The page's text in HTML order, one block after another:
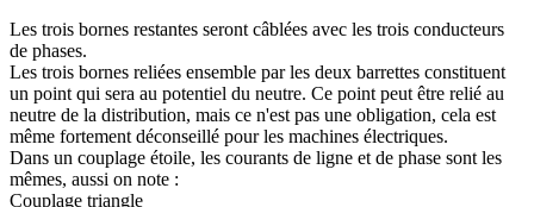
Les trois bornes restantes seront câblées avec les trois conducteurs
de phases.
Les trois bornes reliées ensemble par les deux barrettes constituent
un point qui sera au potentiel du neutre. Ce point peut être relié au
neutre de la distribution, mais ce n'est pas une obligation, cela est
même fortement déconseillé pour les machines électriques.
Dans un couplage étoile, les courants de ligne et de phase sont les
mêmes, aussi on note :
Couplage triangle